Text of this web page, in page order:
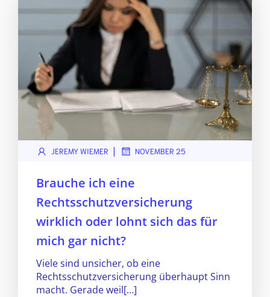
JEREMY WIEMER | NOVEMBER 25
Brauche ich eine
Rechtsschutzversicherung
wirklich oder lohnt sich das für
mich gar nicht?
Viele sind unsicher, ob eine
Rechtsschutzversicherung überhaupt Sinn
macht. Gerade weil[…]